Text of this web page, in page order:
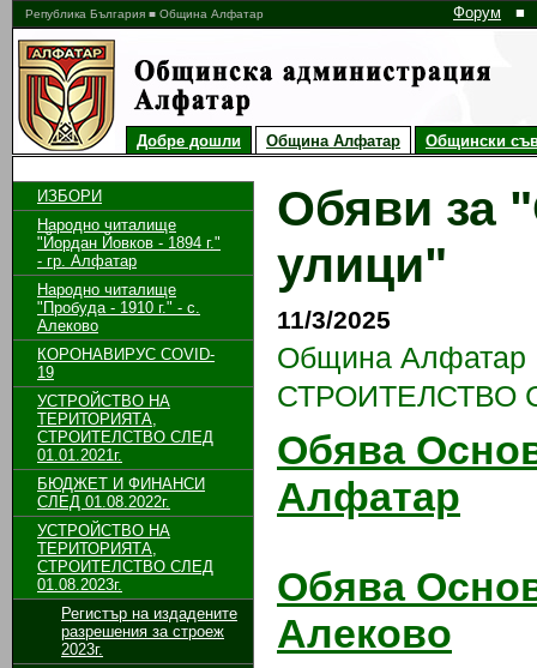
Република България ■ Община Алфатар Форум ■
Добре дошли Община Алфатар Общински
ИЗБОРИ
Народно читалище
"Йордан Йовков - 1894 г."
- гр. Алфатар
Народно читалище
"Пробуда - 1910 г." - с.
Алеково
КОРОНАВИРУС COVID-
19
УСТРОЙСТВО НА
ТЕРИТОРИЯТА,
СТРОИТЕЛСТВО СЛЕД
01.01.2021г.
БЮДЖЕТ И ФИНАНСИ
СЛЕД 01.08.2022г.
УСТРОЙСТВО НА
ТЕРИТОРИЯТА,
СТРОИТЕЛСТВО СЛЕД
01.08.2023г.
Регистър на издадените
разрешения за строеж
2023г.
Обяви за
улици"
11/3/2025
Община Алфатар
СТРОИТЕЛСТВО
Обява
Алфатар
Обява
Алеково